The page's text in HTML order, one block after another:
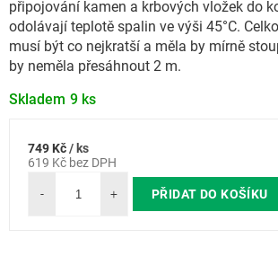
Skladem 9 ks
připojování kamen a krbových vložek do
odolávají teplotě spalin ve výši 45°C.
musí být co nejkratší a měla by mírně
by neměla přesáhnout 2 m.
749 Kč/ ks
619 Kč bez DPH
Měrná
PŘIDAT DO KOŠÍKU